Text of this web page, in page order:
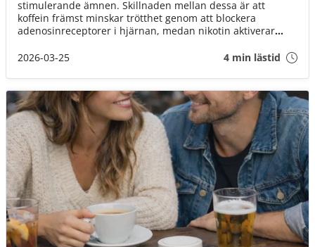
stimulerande ämnen. Skillnaden mellan dessa är att
koffein främst minskar trötthet genom att blockera
adenosinreceptorer i hjärnan, medan nikotin aktiverar
vakenhet och stimulans. I Sverige förknippas de ofta med
kulturen.
2026-03-25 4 min lästid